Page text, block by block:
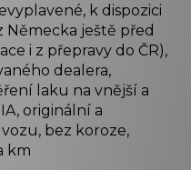
k dispozici
ještě před
i z přepravy do ČR),
dealera,
laku na vnější a
originální a
bez koroze,
km